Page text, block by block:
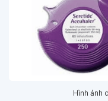
Hình ảnh